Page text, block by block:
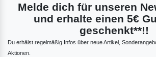
Melde dich für unseren
und erhalte einen 5€
geschenkt**!!
Du erhälst regelmäßig Infos über neue Artikel,
Aktionen.